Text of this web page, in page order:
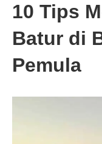
10 Tips
Batur di
Pemula